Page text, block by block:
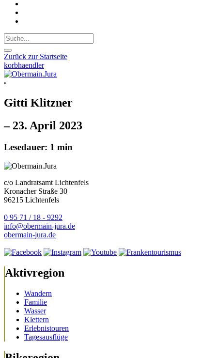
Zurück zur Startseite
korbhaendler
•
Gitti Klitzner
– 23. April 2023
Lesedauer: 1 min
c/o Landratsamt Lichtenfels
Kronacher Straße 30
96215 Lichtenfels
0 95 71 / 18 - 9292
info@obermain-jura.de
obermain-jura.de
Aktivregion
Wandern
Familie
Wasser
Klettern
Erlebnistouren
Tagesausflüge